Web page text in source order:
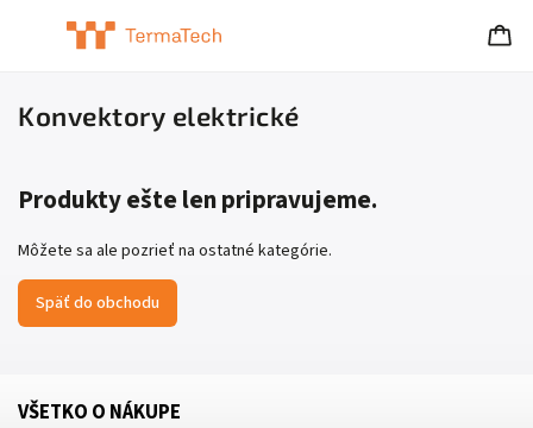
Konvektory elektrické
Produkty ešte len pripravujeme.
Môžete sa ale pozrieť na ostatné kategórie.
Späť do obchodu
VŠETKO O NÁKUPE